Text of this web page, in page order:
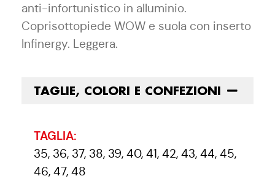
anti-infortunistico in alluminio.
Coprisottopiede WOW e suola con inserto
Infinergy. Leggera.
TAGLIE, COLORI E CONFEZIONI
TAGLIA:
35, 36, 37, 38, 39, 40, 41, 42, 43, 44, 45,
46, 47, 48